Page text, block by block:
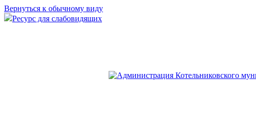
Вернуться к обычному виду
Ресурс для слабовидящих